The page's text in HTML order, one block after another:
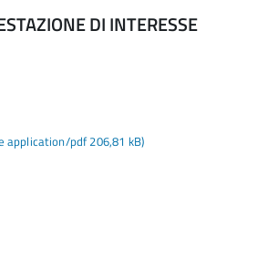
DI INTERESSE
application/pdf 206,81 kB)